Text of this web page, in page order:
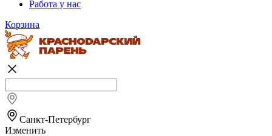
Работа у нас
Корзина
Санкт-Петербург
Изменить